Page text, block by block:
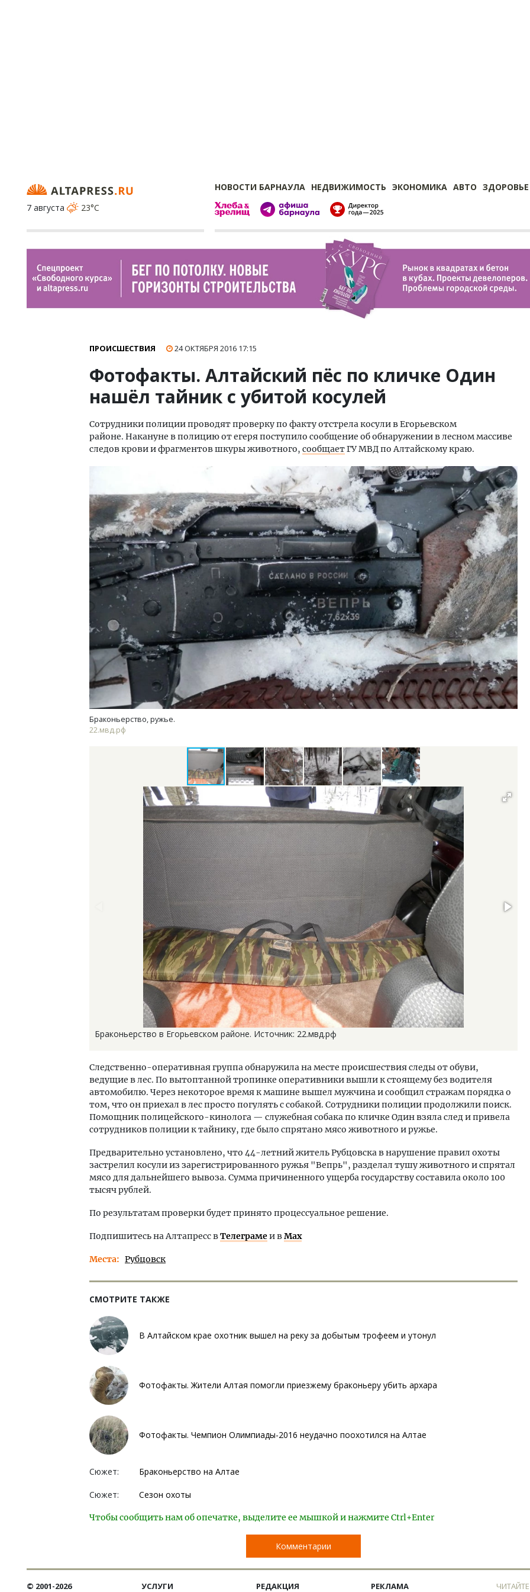
НОВОСТИ БАРНАУЛА НЕДВИЖИМОСТЬ ЭКОНОМИКА АВТО ЗДОРОВЬЕ
7 августа
23°C
ПРОИСШЕСТВИЯ 24 ОКТЯБРЯ 2016 17:15
Фотофакты. Алтайский пёс по кличке Один
нашёл тайник с убитой косулей
Сотрудники полиции проводят проверку по факту отстрела косули в Егорьевском
районе. Накануне в полицию от егеря поступило сообщение об обнаружении в лесном массиве
следов крови и фрагментов шкуры животного, сообщаетГУ МВД по Алтайскому краю.
Браконьерство, ружье.
22.мвд.рф
Браконьерство в Егорьевском районе. Источник: 22.мвд.рф
Следственно-оперативная группа обнаружила на месте происшествия следы от обуви,
ведущие в лес. По вытоптанной тропинке оперативники вышли к стоящему без водителя
автомобилю. Через некоторое время к машине вышел мужчина и сообщил стражам порядка о
том, что он приехал в лес просто погулять с собакой. Сотрудники полиции продолжили поиск.
Помощник полицейского-кинолога — служебная собака по кличке Один взяла след и привела
сотрудников полиции к тайнику, где было спрятано мясо животного и ружье.
Предварительно установлено, что 44-летний житель Рубцовска в нарушение правил охоты
застрелил косули из зарегистрированного ружья "Вепрь", разделал тушу животного и спрятал
мясо для дальнейшего вывоза. Сумма причиненного ущерба государству составила около 100
тысяч рублей.
По результатам проверки будет принято процессуальное решение.
Подпишитесь на Алтапресс вТелеграмеи вMax
Места Рубцовск
СМОТРИТЕ ТАКЖЕ
В Алтайском крае охотник вышел на реку за добытым трофеем и утонул
Фотофакты. Жители Алтая помогли приезжему браконьеру убить архара
Фотофакты. Чемпион Олимпиады-2016 неудачно поохотился на Алтае
Сюжет: Браконьерство на Алтае
Сюжет: Сезон охоты
Чтобы сообщить нам об опечатке, выделите ее мышкой и нажмите Ctrl+Enter
Комментарии
Смелость архитектурных идей.
Генеральный директор компании
ЗИАС — об эстетике городов,
трендах в фасадах и развитии рынка
СТРОИТЕЛЬСТВО
Архитектурный код
земли. Мощение
плитами становится
стандартом
СТРОИТЕЛЬСТВО
© 2001-2026
УСЛУГИ
РЕДАКЦИЯ
РЕКЛАМА